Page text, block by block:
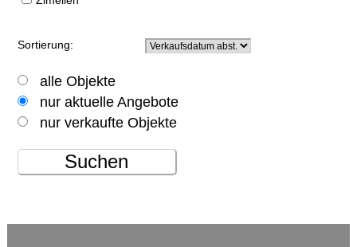
Sortierung:
alle Objekte
nur aktuelle Angebote
nur verkaufte Objekte
Suchen